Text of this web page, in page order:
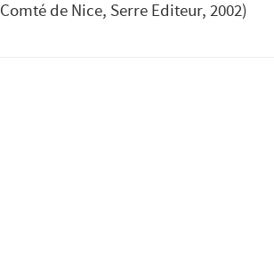
Comté de Nice, Serre Editeur, 2002)